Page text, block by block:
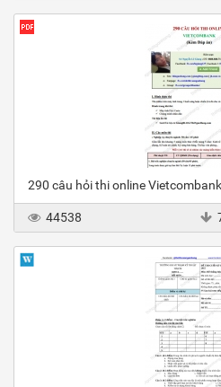
290 câu hỏi thi online
44538